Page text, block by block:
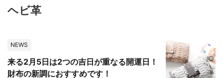
ヘビ革
NEWS
来る2月5日は2つの吉日が重なる開運日！
財布の新調におすすめです！